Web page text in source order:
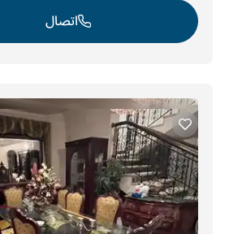
اتصال